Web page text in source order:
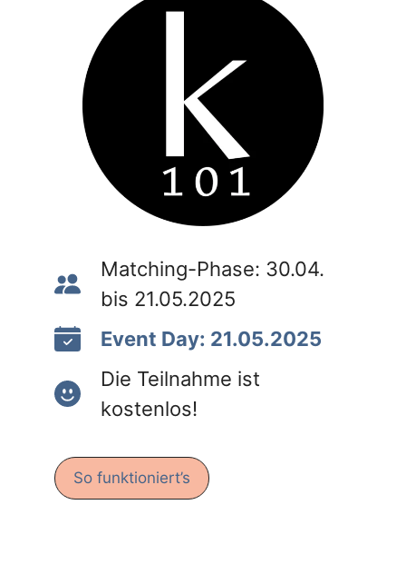
Matching-Phase: 30.04.
bis 21.05.2025
Event Day: 21.05.2025
Die Teilnahme ist
kostenlos!
So funktioniert’s